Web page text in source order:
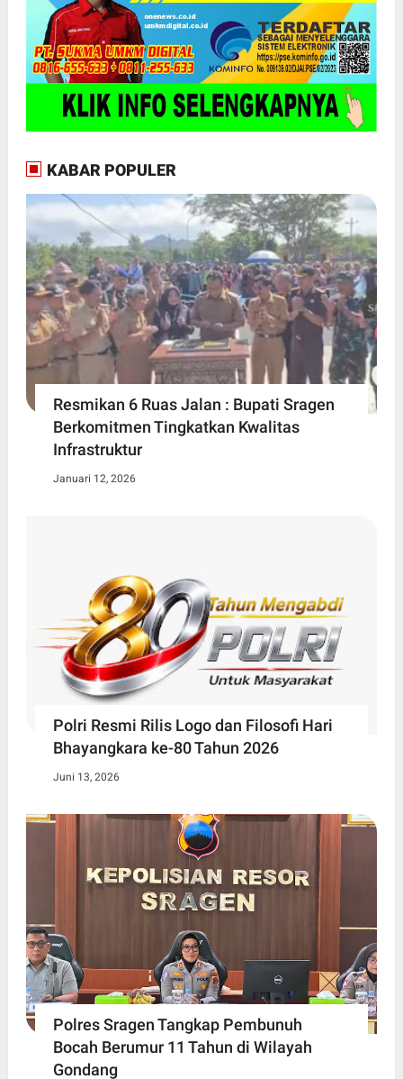
KABAR POPULER
Resmikan 6 Ruas Jalan : Bupati Sragen
Berkomitmen Tingkatkan Kwalitas
Infrastruktur
Januari 12, 2026
Polri Resmi Rilis Logo dan Filosofi Hari
Bhayangkara ke-80 Tahun 2026
Juni 13, 2026
Polres Sragen Tangkap Pembunuh
Bocah Berumur 11 Tahun di Wilayah
Gondang